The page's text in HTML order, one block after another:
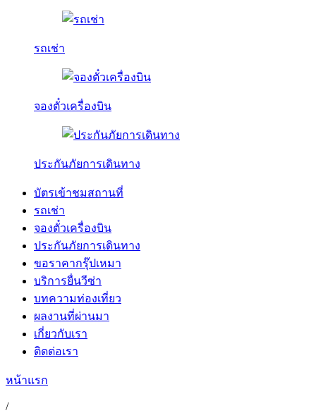
รถเช่า
จองตั๋วเครื่องบิน
ประกันภัยการเดินทาง
บัตรเข้าชมสถานที่
รถเช่า
จองตั๋วเครื่องบิน
ประกันภัยการเดินทาง
ขอราคากรุ๊ปเหมา
บริการยื่นวีซ่า
บทความท่องเที่ยว
ผลงานที่ผ่านมา
เกี่ยวกับเรา
ติดต่อเรา
หน้าแรก
/